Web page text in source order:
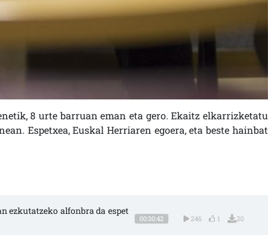
8 urte barruan eman eta gero. Ekaitz elkarrizketatu
Espetxea, Euskal Herriaren egoera, eta beste hainbat
ezkutatzeko alfonbra da espet
00:30:42 246 1 20